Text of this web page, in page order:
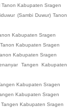
Tanon Kabupaten Sragen
(Sambi Duwur) Tanon
Kabupaten Sragen
Tanon Kabupaten Sragen
Kabupaten Sragen
Tangen
Kabupaten
Kabupaten Sragen
Kabupaten Sragen
Tangen Kabupaten Sragen